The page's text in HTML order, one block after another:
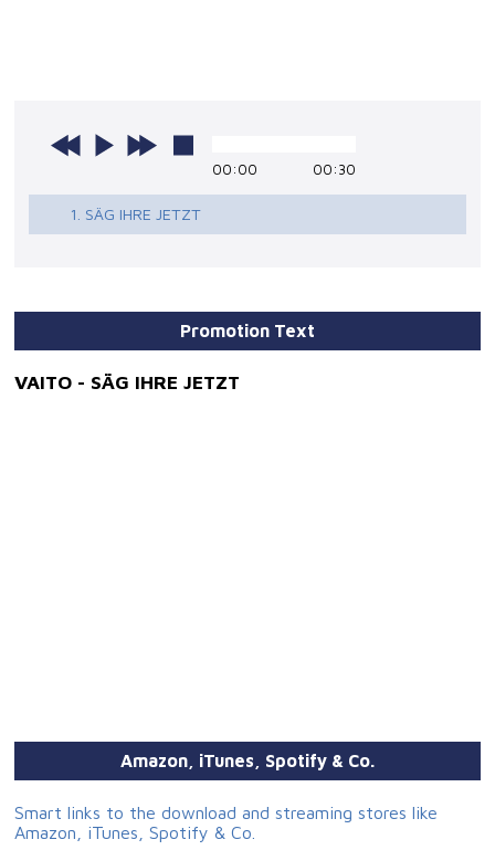
00:00 00:30
1. SÄG IHRE JETZT
Promotion Text
VAITO - SÄG IHRE JETZT
Amazon, iTunes, Spotify & Co.
Smart links to the download and streaming stores like
Amazon, iTunes, Spotify & Co.